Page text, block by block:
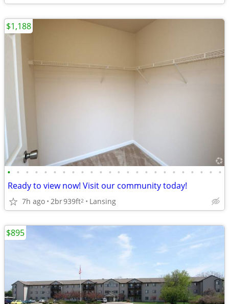
• • • • • • • • • • • • • • • • • • • • • • • •
Ready to view now! Visit our community today!
7h ago 2br939ft2 Lansing
$1,188
$895